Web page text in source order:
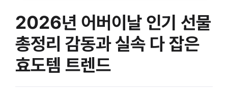
2026년 어버이날 인기 선물
총정리 감동과 실속 다 잡은
효도템 트렌드